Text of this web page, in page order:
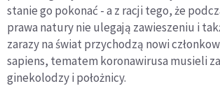
stanie go pokonać - a z racji tego, że
prawa natury nie ulegają zawieszeniu i
zarazy na świat przychodzą nowi
sapiens, tematem koronawirusa musieli
ginekolodzy i położnicy.